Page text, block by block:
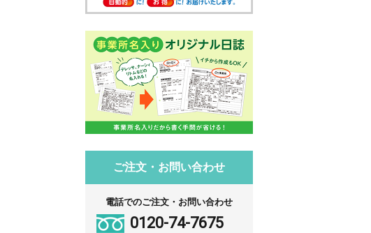
ご注文・お問い合わせ
電話でのご注文・お問い合わせ
0120-74-7675